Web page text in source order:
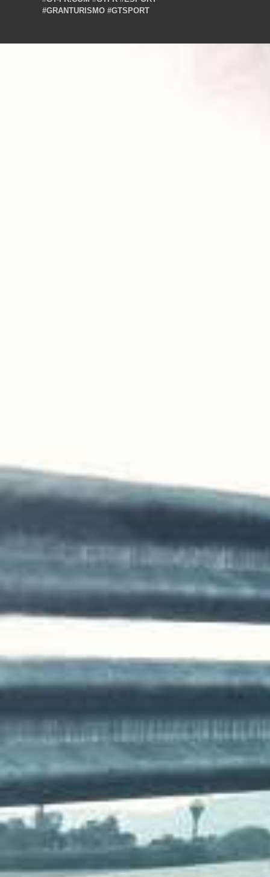
#GRANTURISMO #GTSPORT